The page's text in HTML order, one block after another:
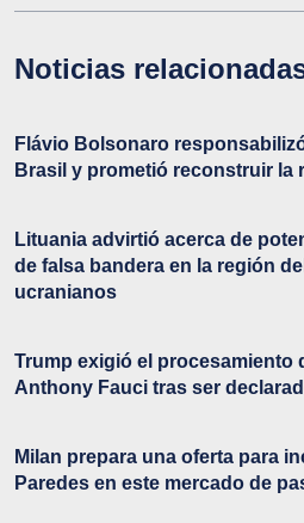
Noticias
Flávio Bolsonaro
Brasil y prometió reconstruir la
Lituania advirtió acerca de
de falsa bandera en la región
ucranianos
Trump exigió el procesamiento
Anthony Fauci tras ser
Milan prepara una oferta para
Paredes en este mercado de